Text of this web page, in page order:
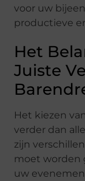
voor uw
productieve
Het
Juiste
Het kiezen
verder dan
zijn
moet worden
uw